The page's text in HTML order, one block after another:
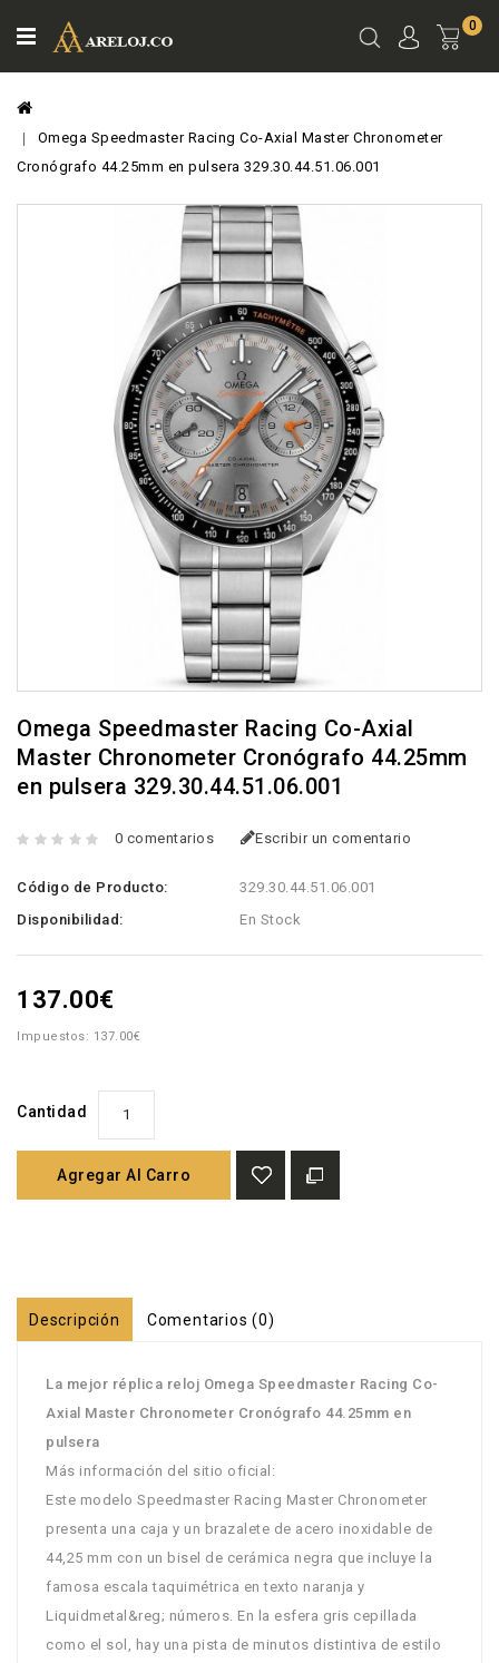
0
Omega Speedmaster Racing Co-Axial Master Chronometer
Cronógrafo 44.25mm en pulsera 329.30.44.51.06.001
Omega Speedmaster Racing Co-Axial
Master Chronometer Cronógrafo 44.25mm
en pulsera 329.30.44.51.06.001
0 comentarios Escribir un comentario
Código de Producto:
329.30.44.51.06.001
Disponibilidad:
En Stock
137.00€
Impuestos: 137.00€
Cantidad
Agregar Al Carro
Descripción Comentarios (0)
La mejor réplica reloj Omega Speedmaster Racing Co-
Axial Master Chronometer Cronógrafo 44.25mm en
pulsera
Más información del sitio oficial:
Este modelo Speedmaster Racing Master Chronometer
presenta una caja y un brazalete de acero inoxidable de
44,25 mm con un bisel de cerámica negra que incluye la
famosa escala taquimétrica en texto naranja y
Liquidmetal&reg; números. En la esfera gris cepillada
como el sol, hay una pista de minutos distintiva de estilo